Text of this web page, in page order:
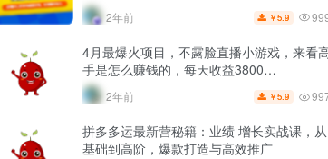
2年前 ￥5.9
4月最爆火项目，不露脸直播小游戏，来看
手是怎么赚钱的，每天收益3800…
2年前 ￥5.9
拼多多运最新营秘籍：业绩 增长实战课，从
基础到高阶，爆款打造与高效推广